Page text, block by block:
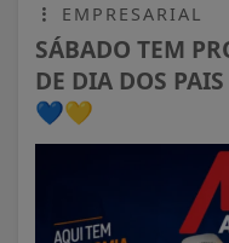
EMPRESARIAL
SÁBADO TEM
DE DIA DOS
💙💛